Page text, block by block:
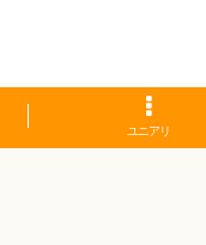
ユニアリ